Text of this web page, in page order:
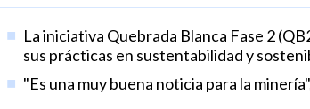
La iniciativa Quebrada Blanca Fase 2
sus prácticas en sustentabilidad y
"Es una muy buena noticia para la